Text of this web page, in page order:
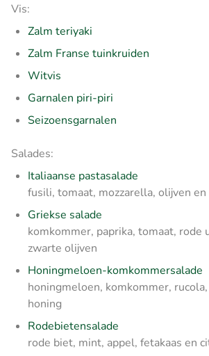
Vis:
Zalm teriyaki
Zalm Franse tuinkruiden
Witvis
Garnalen piri-piri
Seizoensgarnalen
Salades:
Italiaanse pastasalade
fusili, tomaat, mozzarella, olijven
Griekse salade
komkommer, paprika, tomaat, rode
zwarte olijven
Honingmeloen-komkommersalade
honingmeloen, komkommer,
honing
Rodebietensalade
rode biet, mint, appel, fetakaas en